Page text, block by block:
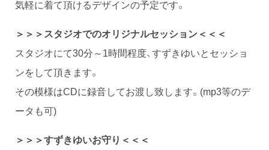
気軽に着て頂けるデザインの予定です。
＞＞＞スタジオでのオリジナルセッション＜＜＜
スタジオにて30分～1時間程度、すずきゆいとセッショ
ンをして頂きます。
その模様はCDに録音してお渡し致します。(mp3等のデ
ータも可)
＞＞＞すずきゆいお守り＜＜＜